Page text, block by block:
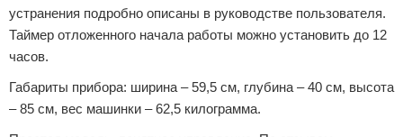
устранения подробно описаны в руководстве пользователя.
Таймер отложенного начала работы можно установить до 12
часов.
Габариты прибора: ширина – 59,5 см, глубина – 40 см, высота
– 85 см, вес машинки – 62,5 килограмма.